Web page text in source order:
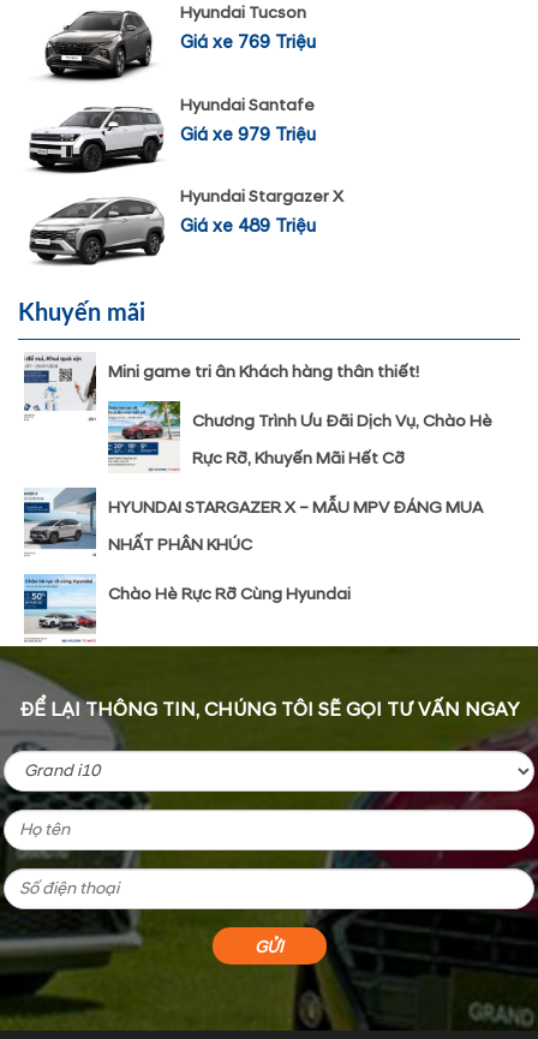
Hyundai Tucson
Giá xe 769 Triệu
Hyundai Santafe
Giá xe 979 Triệu
Hyundai Stargazer X
Giá xe 489 Triệu
Khuyến mãi
Mini game tri ân Khách hàng thân thiết!
Chương Trình Ưu Đãi Dịch Vụ, Chào Hè
Rực Rỡ, Khuyến Mãi Hết Cỡ
HYUNDAI STARGAZER X – MẪU MPV ĐÁNG MUA
NHẤT PHÂN KHÚC
Chào Hè Rực Rỡ Cùng Hyundai
ĐỂ LẠI THÔNG TIN, CHÚNG TÔI SẼ GỌI TƯ VẤN NGAY